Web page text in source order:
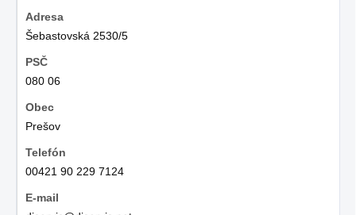
Šebastovská 2530/5
080 06
Prešov
00421 90 229 7124